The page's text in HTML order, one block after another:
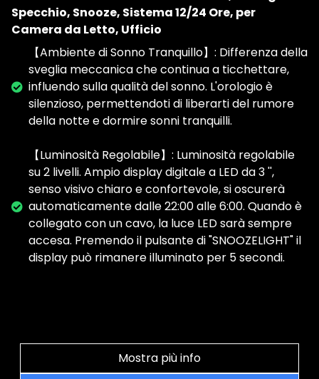
Specchio, Snooze, Sistema 12/24 Ore, per
Camera da Letto, Ufficio
【Ambiente di Sonno Tranquillo】: Differenza della
sveglia meccanica che continua a ticchettare,
influendo sulla qualità del sonno. L'orologio è
silenzioso, permettendoti di liberarti del rumore
della notte e dormire sonni tranquilli.
【Luminosità Regolabile】: Luminosità regolabile
su 2 livelli. Ampio display digitale a LED da 3 '',
senso visivo chiaro e confortevole, si oscurerà
automaticamente dalle 22:00 alle 6:00. Quando è
collegato con un cavo, la luce LED sarà sempre
accesa. Premendo il pulsante di "SNOOZELIGHT" il
display può rimanere illuminato per 5 secondi.
Mostra più info